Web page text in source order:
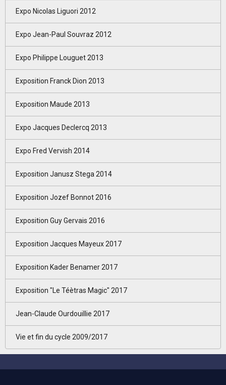
Expo Nicolas Liguori 2012
Expo Jean-Paul Souvraz 2012
Expo Philippe Louguet 2013
Exposition Franck Dion 2013
Exposition Maude 2013
Expo Jacques Declercq 2013
Expo Fred Vervish 2014
Exposition Janusz Stega 2014
Exposition Jozef Bonnot 2016
Exposition Guy Gervais 2016
Exposition Jacques Mayeux 2017
Exposition Kader Benamer 2017
Exposition "Le Téètras Magic" 2017
Jean-Claude Ourdouillie 2017
Vie et fin du cycle 2009/2017